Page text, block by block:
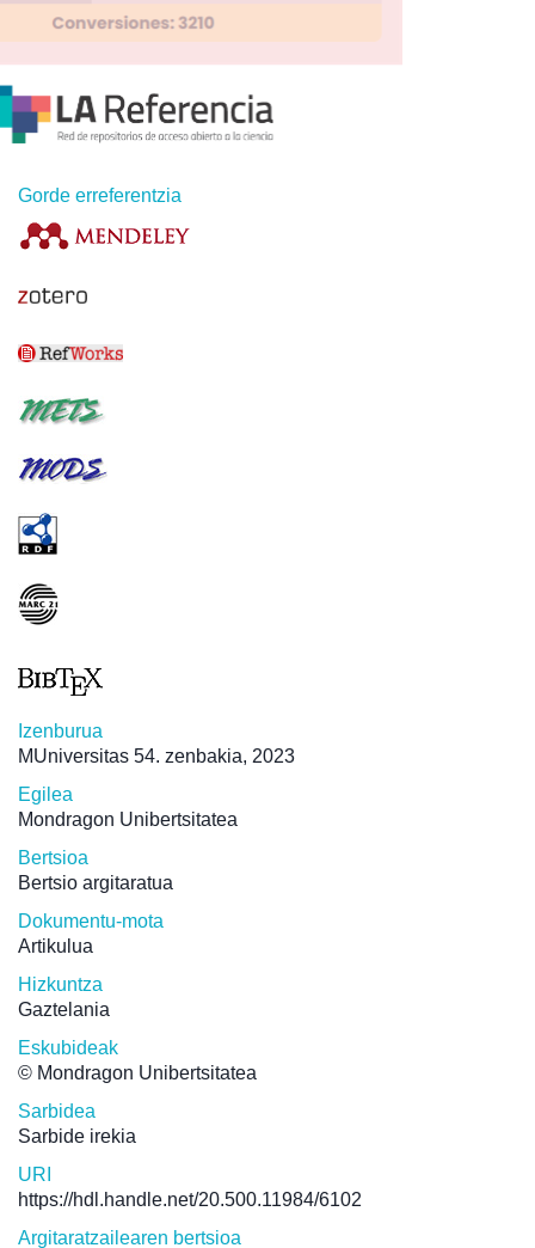
Gorde erreferentzia
Izenburua
MUniversitas 54. zenbakia, 2023
Egilea
Mondragon Unibertsitatea
Bertsioa
Bertsio argitaratua
Dokumentu-mota
Artikulua
Hizkuntza
Gaztelania
Eskubideak
© Mondragon Unibertsitatea
Sarbidea
Sarbide irekia
URI
https://hdl.handle.net/20.500.11984/6102
Argitaratzailearen bertsioa